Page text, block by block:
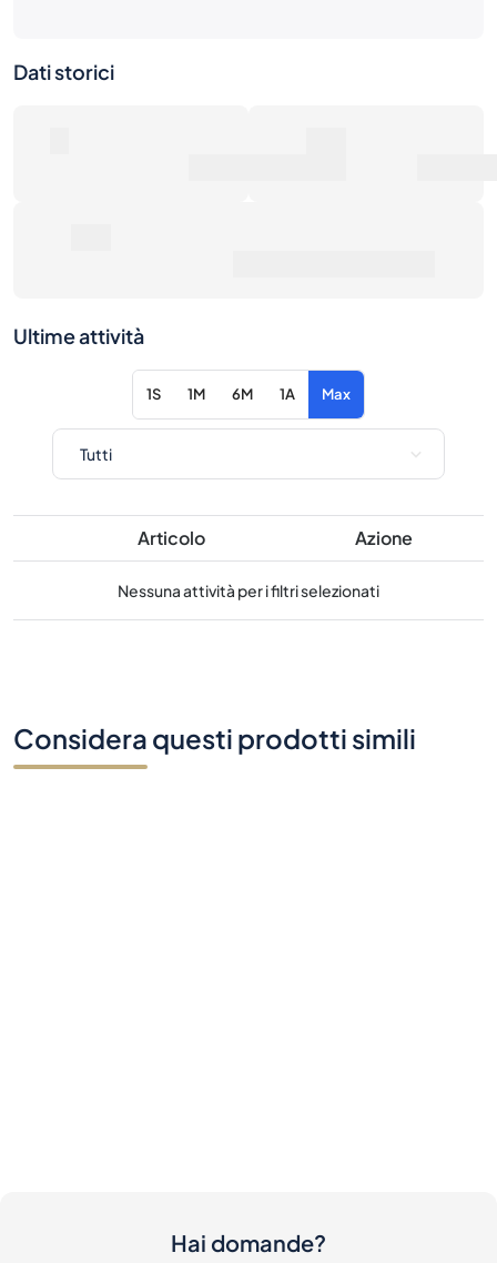
Dati storici
Ultime attività
1S 1M 6M 1A Max
Articolo Azione
Nessuna attività per i filtri selezionati
Considera questi prodotti simili
Hai domande?